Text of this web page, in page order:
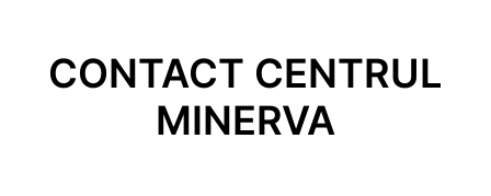
CONTACT CENTRUL
MINERVA